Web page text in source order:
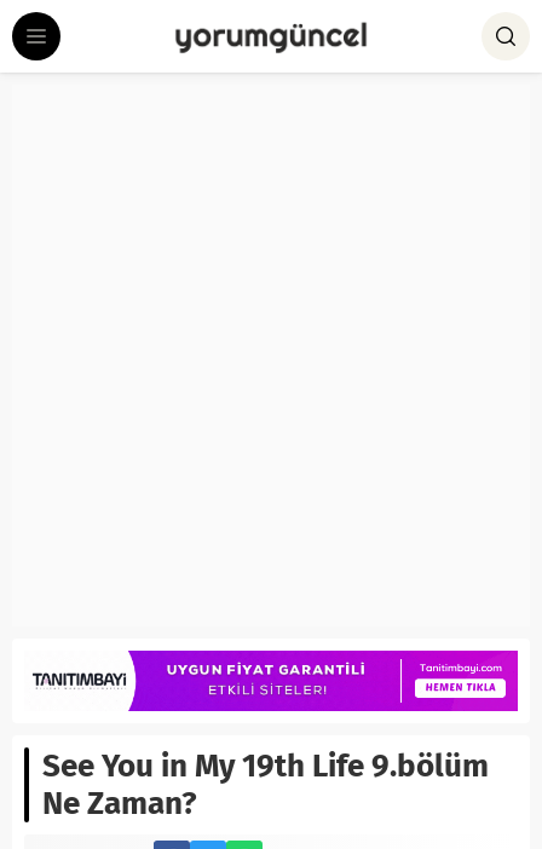
See You in My 19th Life 9.bölüm
Ne Zaman?